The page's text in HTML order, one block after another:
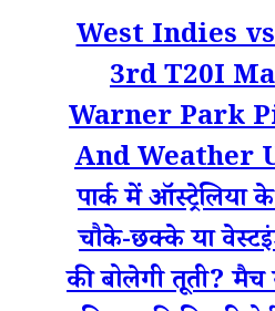
West Indies
3rd T20I
Warner Park
And Weather
पार्क में
चौके-छक्के या
की बोलेगी तूती?